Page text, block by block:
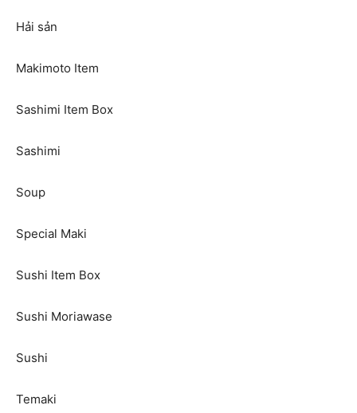
Hải sản
Makimoto Item
Sashimi Item Box
Sashimi
Soup
Special Maki
Sushi Item Box
Sushi Moriawase
Sushi
Temaki